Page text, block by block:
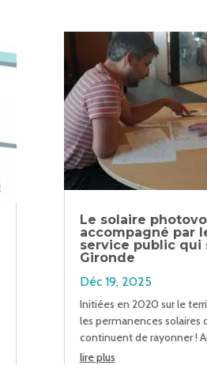
Le solaire
accompagné par
service public qui
Gironde
Déc 19, 2025
Initiées en 2020 sur le
les permanences solaires
continuent de rayonner !
lire plus